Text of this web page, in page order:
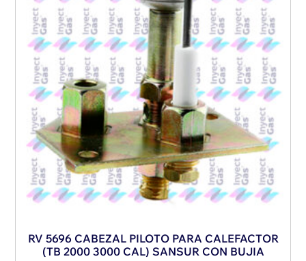
RV 5696 CABEZAL PILOTO PARA CALEFACTOR
(TB 2000 3000 CAL) SANSUR CON BUJIA